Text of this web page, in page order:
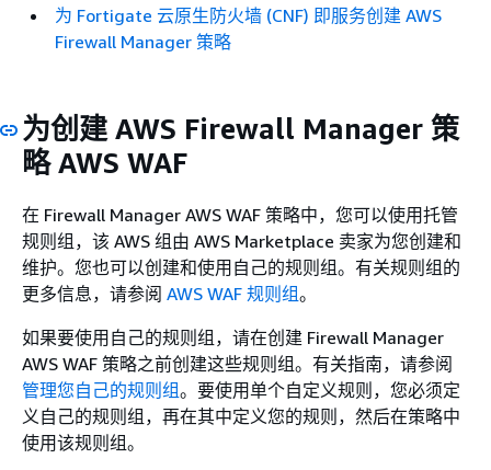
为 Fortigate 云原生防火墙 (CNF) 即服务创建 AWS
Firewall Manager 策略
为创建 AWS Firewall Manager 策
略 AWS WAF
在 Firewall Manager AWS WAF 策略中，您可以使用托管
规则组，该 AWS 组由 AWS Marketplace 卖家为您创建和
维护。您也可以创建和使用自己的规则组。有关规则组的
更多信息，请参阅 AWS WAF 规则组。
如果要使用自己的规则组，请在创建 Firewall Manager
AWS WAF 策略之前创建这些规则组。有关指南，请参阅
管理您自己的规则组。要使用单个自定义规则，您必须定
义自己的规则组，再在其中定义您的规则，然后在策略中
使用该规则组。